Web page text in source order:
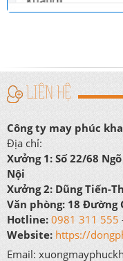
LIÊN HỆ
Công ty may phúc
Địa chỉ:
Xưởng 1: Số 22/68
Nội
Xưởng 2: Dũng Tiến-
Văn phòng: 18 Đường
Hotline: 0981 311 555
Website: https://
Email: